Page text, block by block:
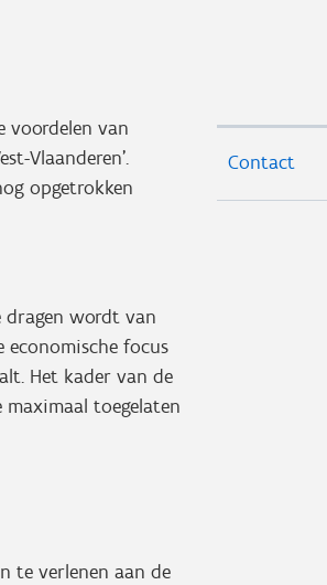
voordelen van
Vlaanderen’.
opgetrokken
dragen wordt van
economische focus
Het kader van de
maximaal toegelaten
te verlenen aan de
Contact